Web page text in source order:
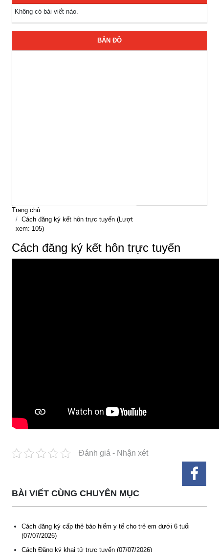
Không có bài viết nào.
BẢN ĐỒ
Trang chủ
Cách đăng ký kết hôn trực tuyến (Lượt
xem: 105)
Cách đăng ký kết hôn trực tuyến
Đánh giá - Nhận xét
BÀI VIẾT CÙNG CHUYÊN MỤC
Cách đăng ký cấp thẻ bảo hiểm y tế cho trẻ em dưới 6 tuổi
(07/07/2026)
Cách Đăng ký khai tử trực tuyến (07/07/2026)